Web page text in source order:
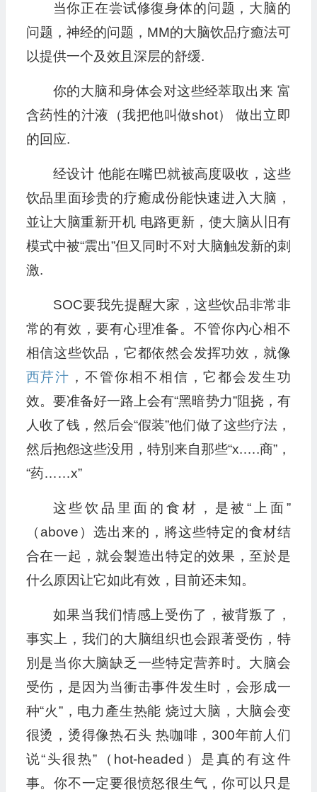
当你正在尝试修復身体的问题，大脑的
问题，神经的问题，MM的大脑饮品疗癒法可
以提供一个及效且深层的舒缓.
你的大脑和身体会对这些经萃取出来 富
含药性的汁液（我把他叫做shot） 做出立即
的回应.
经设计 他能在嘴巴就被高度吸收，这些
饮品里面珍贵的疗癒成份能快速进入大脑，
並让大脑重新开机 电路更新，使大脑从旧有
模式中被“震出”但又同时不对大脑触发新的刺
激.
SOC要我先提醒大家，这些饮品非常非
常的有效，要有心理准备。不管你內心相不
相信这些饮品，它都依然会发挥功效，就像
西芹汁 ，不管你相不相信，它都会发生功
效。要准备好一路上会有“黑暗势力”阻挠，有
人收了钱，然后会“假装”他们做了这些疗法，
然后抱怨这些没用，特別来自那些“x.….商”，
“药……x”
这些饮品里面的食材，是被“上面”
（above）选出来的，將这些特定的食材结
合在一起，就会製造出特定的效果，至於是
什么原因让它如此有效，目前还未知。
如果当我们情感上受伤了，被背叛了，
事实上，我们的大脑组织也会跟著受伤，特
別是当你大脑缺乏一些特定营养时。大脑会
受伤，是因为当衝击事件发生时，会形成一
种“火”，电力產生热能 烧过大脑，大脑会变
很烫，烫得像热石头 热咖啡，300年前人们
说“头很热”（hot-headed）是真的有这件
事。你不一定要很愤怒很生气，你可以只是